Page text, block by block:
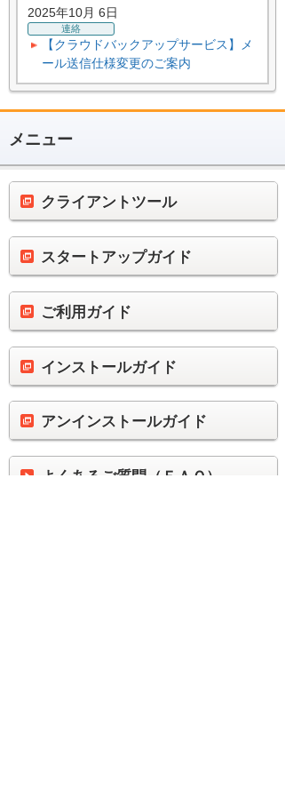
2025年10月 6日
連絡
【クラウドバックアップサービス】メ
ール送信仕様変更のご案内
メニュー
クライアントツール
スタートアップガイド
ご利用ガイド
インストールガイド
アンインストールガイド
よくあるご質問（ＦＡＱ）